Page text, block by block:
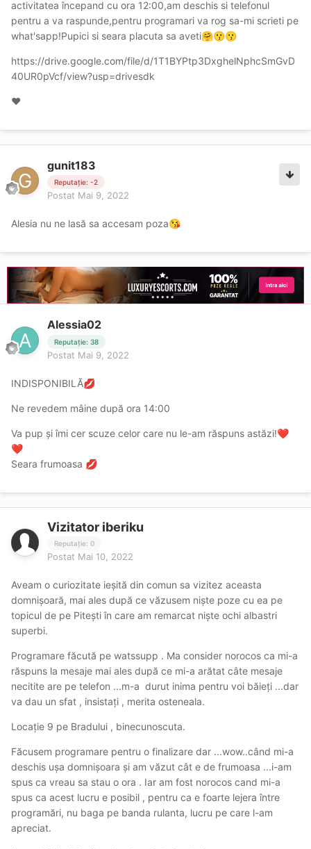
activitatea începand cu ora 12:00,am deschis si telefonul
pentru a va raspunde,pentru programari va rog sa-mi scrieti pe
what'sapp!Pupici si seara placuta sa aveti🤗😗😗
https://drive.google.com/file/d/1T1BYPtp3DxghelNphcSmGvD
40UR0pVcf/view?usp=drivesdk
❤
gunit183
Reputație: -2
Postat Mai 9, 2022
Alesia nu ne lasă sa accesam poza😘
Alessia02
Reputație: 38
Postat Mai 9, 2022
INDISPONIBILĂ💋
Ne revedem mâine după ora 14:00
Va pup și îmi cer scuze celor care nu le-am răspuns astăzi!❤️
❤️
Seara frumoasa 💋
Vizitator iberiku
Reputație: 0
Postat Mai 10, 2022
Aveam o curiozitate ieșită din comun sa vizitez aceasta
domnișoară, mai ales după ce văzusem niște poze cu ea pe
topicul de pe Pitești în care am remarcat niște ochi albastri
superbi.
Programare făcută pe watssupp . Ma consider norocos ca mi-a
răspuns la mesaje mai ales după ce mi-a arătat câte mesaje
necitite are pe telefon ...m-a durut inima pentru voi băieți ...dar
va dau un sfat , insistați , merita osteneala.
Locație 9 pe Bradului , binecunoscuta.
Făcusem programare pentru o finalizare dar ...wow..când mi-a
deschis ușa domnișoara și am văzut cât e de frumoasa ...i-am
spus ca vreau sa stau o ora . Iar am fost norocos cand mi-a
spus ca acest lucru e posibil , pentru ca e foarte lejera între
programări, nu baga pe banda rulanta, lucru pe care l-am
apreciat.